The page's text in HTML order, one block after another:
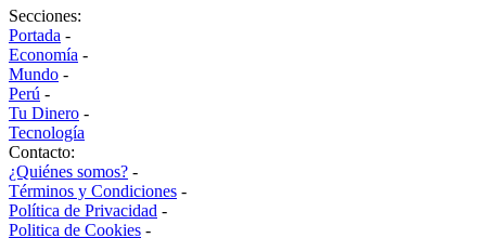
Secciones:
Portada -
Economía -
Mundo -
Perú -
Tu Dinero -
Tecnología
Contacto:
¿Quiénes somos? -
Términos y Condiciones -
Política de Privacidad -
Politica de Cookies -